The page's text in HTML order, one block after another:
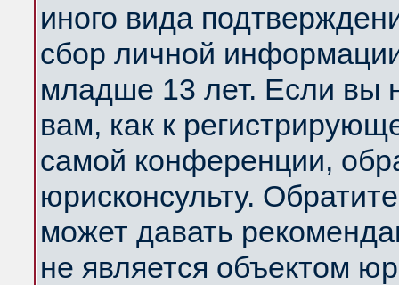
иного вида
сбор личной
младше 13 лет. Если вы
вам, как к
самой конференции,
юрисконсульту.
может давать
не является объектом